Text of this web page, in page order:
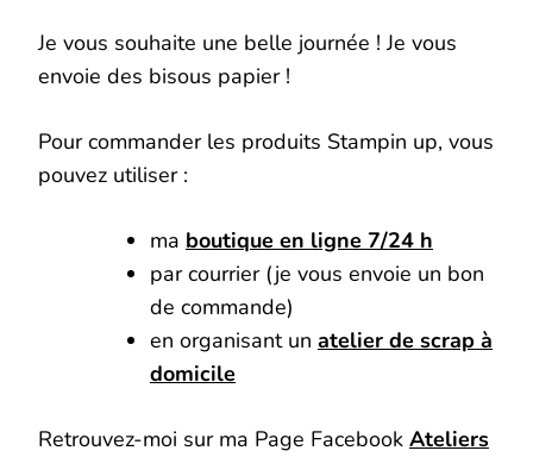
Je vous souhaite une belle journée ! Je vous
envoie des bisous papier !
Pour commander les produits Stampin up, vous
pouvez utiliser :
ma boutique en ligne 7/24 h
par courrier (je vous envoie un bon
de commande)
en organisant un atelier de scrap à
domicile
Retrouvez-moi sur ma Page Facebook Ateliers